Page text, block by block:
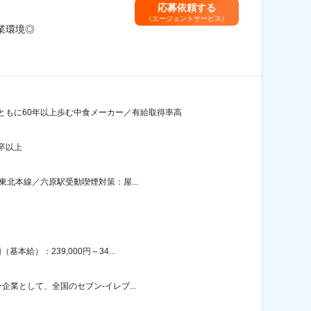
環境◎
応募依頼する
（エージェントサービス）
もに60年以上歩む中食メーカー／有給取得率高
以上
北本線／六原駅受動喫煙対策：屋...
基本給）：239,000円～34...
業として、全国のセブン-イレブ...